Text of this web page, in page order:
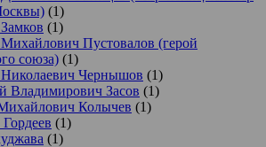
(1)
(1)
Пустовалов (герой
союза) (1)
Чернышов (1)
Владимирович Засов (1)
Колычев (1)
(1)
(1)